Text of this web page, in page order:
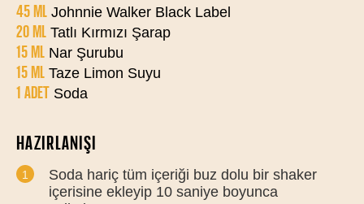
45 ML Johnnie Walker Black Label
20 ML Tatlı Kırmızı Şarap
15 ML Nar Şurubu
15 ML Taze Limon Suyu
1 ADET Soda
HAZIRLANIŞI
Soda hariç tüm içeriği buz dolu bir shaker
içerisine ekleyip 10 saniye boyunca